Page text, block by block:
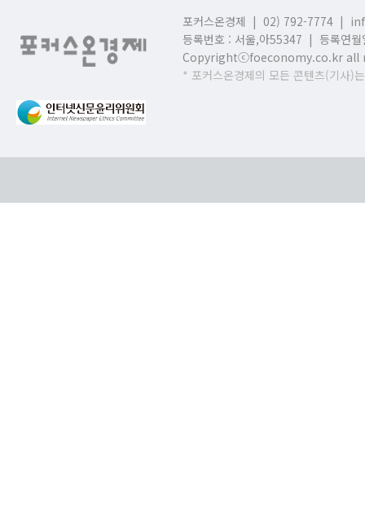
포커스온경제 | 02) 792-7774 |
등록번호 : 서울,아55347 | 등록연
Copyrightⓒfoeconomy.co.kr all
* 포커스온경제의 모든 콘텐츠(기사)